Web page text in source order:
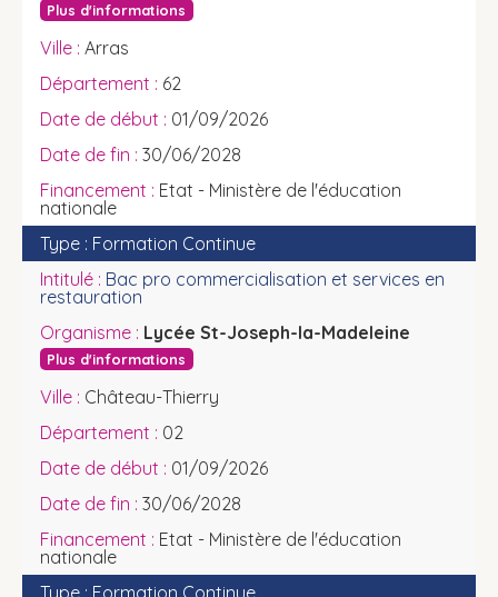
Plus d'informations
Arras
62
01/09/2026
30/06/2028
Etat - Ministère de l'éducation
nationale
Formation Continue
Bac pro commercialisation et services en
restauration
Lycée St-Joseph-la-Madeleine
Plus d'informations
Château-Thierry
02
01/09/2026
30/06/2028
Etat - Ministère de l'éducation
nationale
Formation Continue